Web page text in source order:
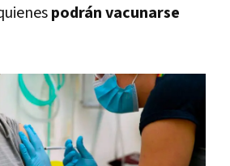
podrán vacunarse